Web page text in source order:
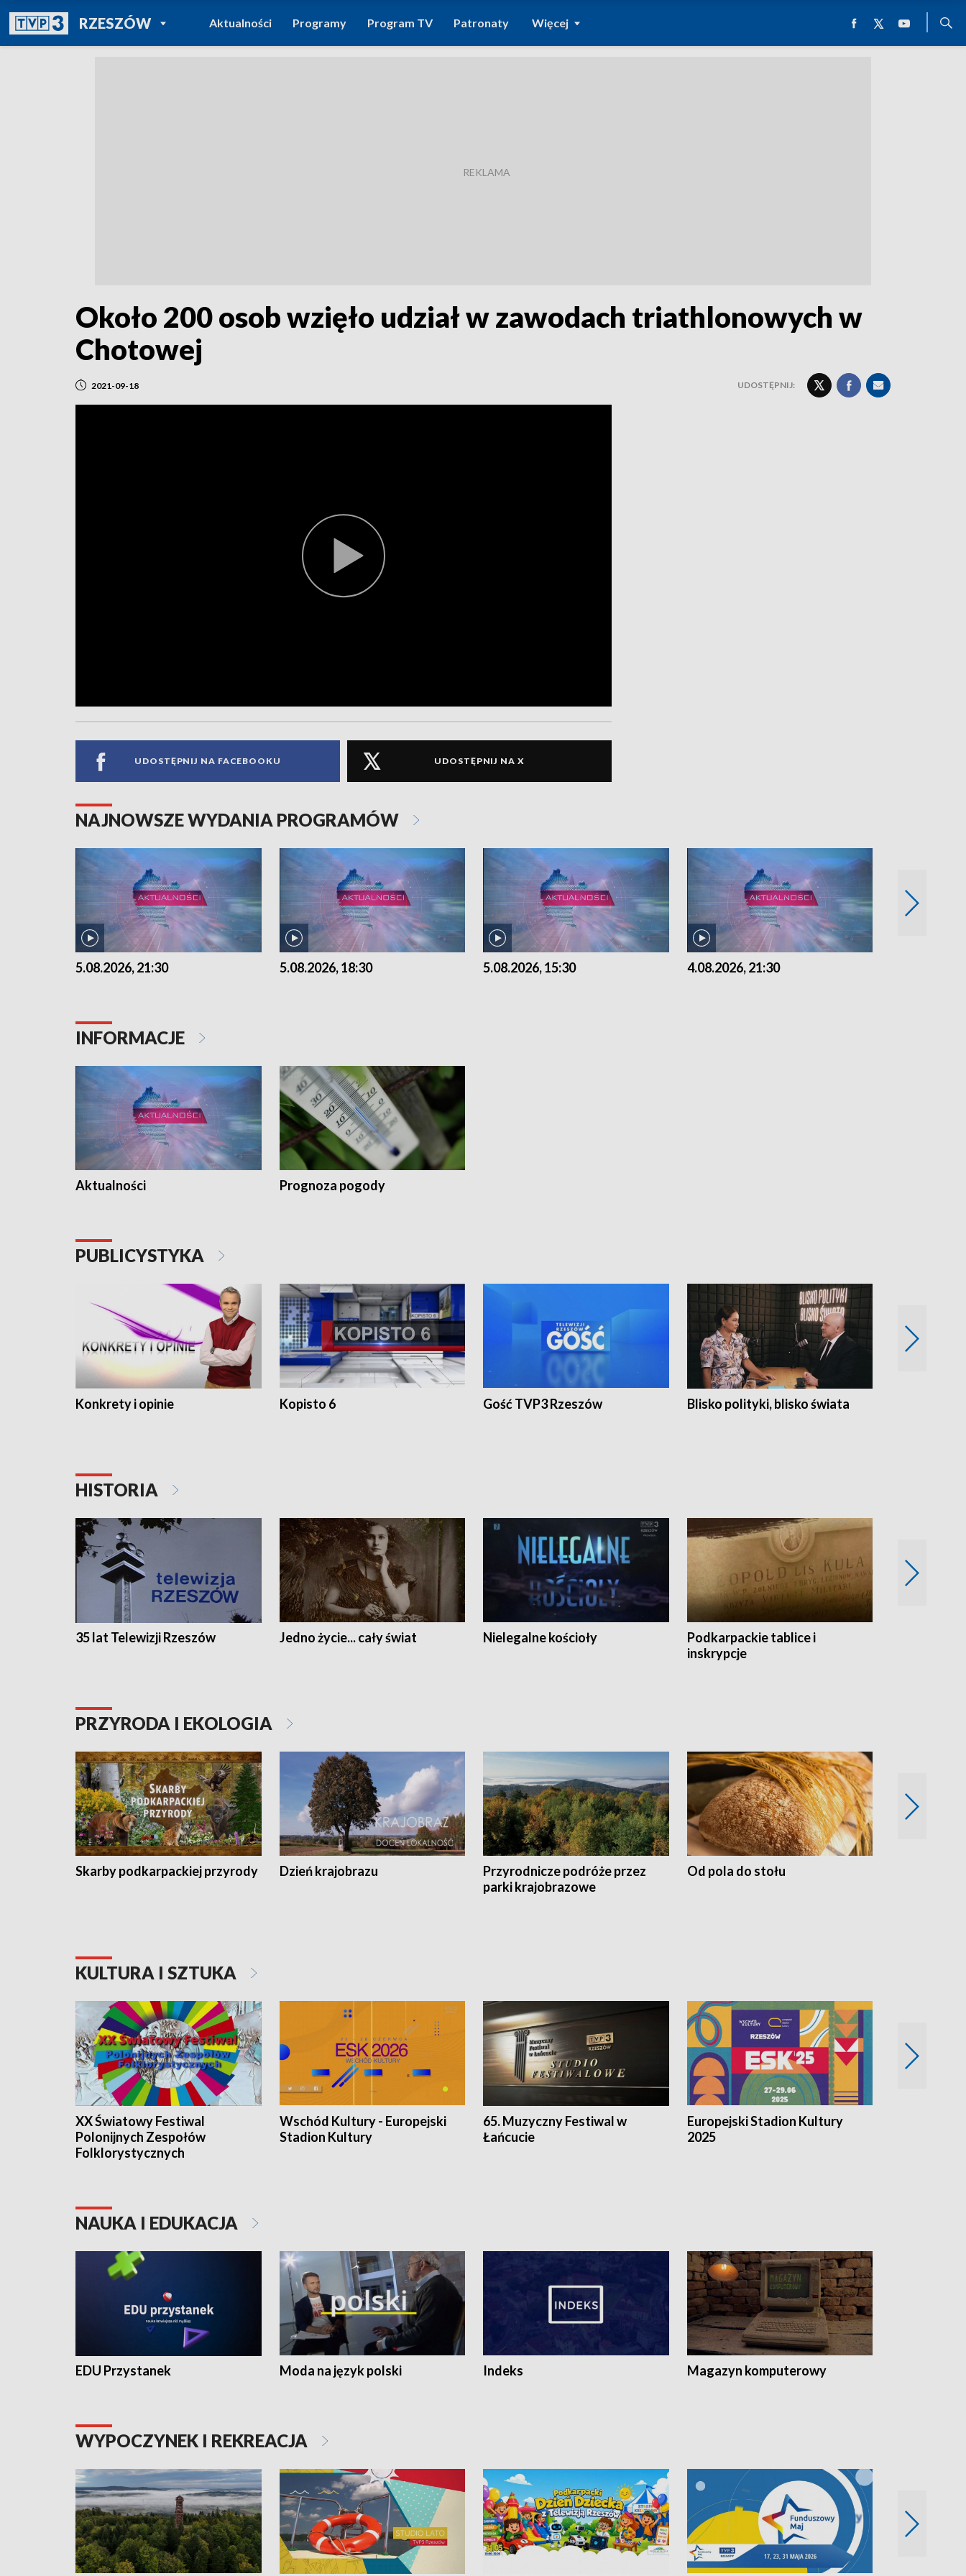
RZESZÓWPOWRÓT DO
TVP REGIONY
Aktualności Programy Program TV Patronaty Więcej
Około 200 osob wzięło udział w zawodach triathlonowych w
Chotowej
2021-09-18 UDOSTĘPNIJ:
UDOSTĘPNIJ NA FACEBOOKU UDOSTĘPNIJ NA X
NAJNOWSZE WYDANIA PROGRAMÓW
5.08.2026, 21:30 5.08.2026, 18:30 5.08.2026, 15:30 4.08.2026, 21:30
INFORMACJE
Aktualności Prognoza pogody
PUBLICYSTYKA
Konkrety i opinie Kopisto 6 Gość TVP3 Rzeszów Blisko polityki, blisko świata
HISTORIA
35 lat Telewizji Rzeszów Jedno życie... cały świat Nielegalne kościoły
Podkarpackie tablice i
inskrypcje
PRZYRODA I EKOLOGIA
Skarby podkarpackiej przyrody Dzień krajobrazu
Przyrodnicze podróże przez
parki krajobrazowe
Od pola do stołu
KULTURA I SZTUKA
XX Światowy Festiwal
Polonijnych Zespołów
Folklorystycznych
Wschód Kultury - Europejski
Stadion Kultury
65. Muzyczny Festiwal w
Łańcucie
Europejski Stadion Kultury
2025
NAUKA I EDUKACJA
EDU Przystanek Moda na język polski Indeks Magazyn komputerowy
WYPOCZYNEK I REKREACJA